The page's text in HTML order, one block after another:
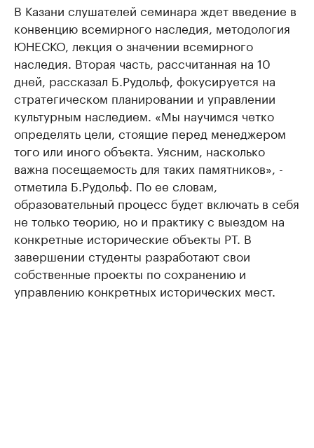
В Казани слушателей семинара ждет введение в
конвенцию всемирного наследия, методология
ЮНЕСКО, лекция о значении всемирного
наследия. Вторая часть, рассчитанная на 10
дней, рассказал Б.Рудольф, фокусируется на
стратегическом планировании и управлении
культурным наследием. «Мы научимся четко
определять цели, стоящие перед менеджером
того или иного объекта. Уясним, насколько
важна посещаемость для таких памятников», -
отметила Б.Рудольф. По ее словам,
образовательный процесс будет включать в себя
не только теорию, но и практику с выездом на
конкретные исторические объекты РТ. В
завершении студенты разработают свои
собственные проекты по сохранению и
управлению конкретных исторических мест.